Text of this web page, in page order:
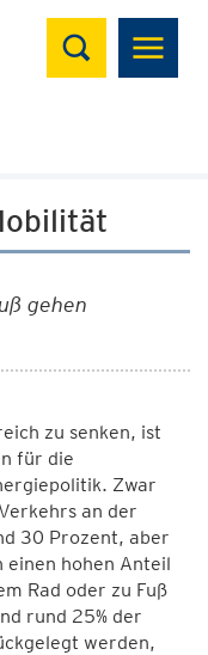
Suchen
gehen
zu senken, ist
für die
Zwar
an der
30 Prozent, aber
hohen Anteil
Rad oder zu Fuß
rund 25% der
werden,